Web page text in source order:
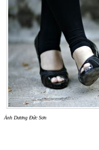
Ảnh Dương Đức Sơn